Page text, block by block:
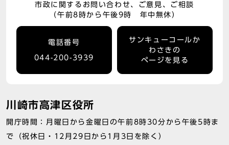
市政に関するお問い合わせ、ご意見、ご相談
（午前8時から午後9時 年中無休）
電話番号
044-200-3939
サンキューコールか
わさきの
ページを見る
川崎市高津区役所
開庁時間：月曜日から金曜日の午前8時30分から午後5時ま
で（祝休日・12月29日から1月3日を除く）